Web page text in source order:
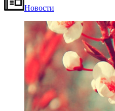
Новости